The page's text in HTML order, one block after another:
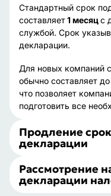
Стандартный срок
составляет1 месяцс
службой. Срок
декларации.
Для новых компаний
обычно составляет до
что позволяет
подготовить все
Продление
декларации
Рассмотрение
декларации